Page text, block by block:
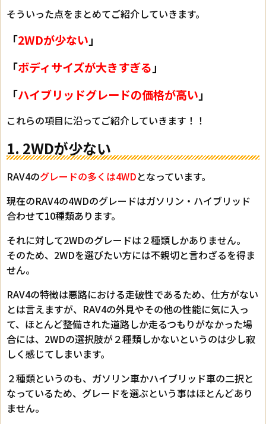
そういった点をまとめてご紹介していきます。
「2WDが少ない」
「ボディサイズが大きすぎる 」
「ハイブリッドグレードの価格が高い」
これらの項目に沿ってご紹介していきます！！
1. 2WDが少ない
RAV4のグレードの多くは4WDとなっています。
現在のRAV4の4WDのグレードはガソリン・ハイブリッド
合わせて10種類あります。
それに対して2WDのグレードは２種類しかありません。
そのため、2WDを選びたい方には不親切と言わざるを得ま
せん。
RAV4の特徴は悪路における走破性であるため、仕方がない
とは言えますが、RAV4の外見やその他の性能に気に入っ
て、ほとんど整備された道路しか走るつもりがなかった場
合には、2WDの選択肢が２種類しかないというのは少し寂
しく感じてしまいます。
２種類というのも、ガソリン車かハイブリッド車の二択と
なっているため、グレードを選ぶという事はほとんどあり
ません。